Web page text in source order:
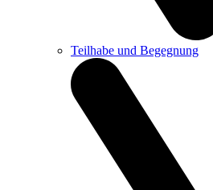
Teilhabe und Begegnung